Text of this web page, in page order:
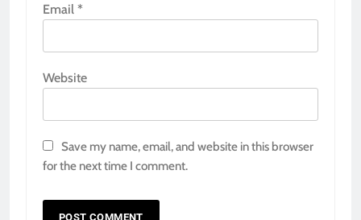
Email *
Website
Save my name, email, and website in this browser
for the next time I comment.